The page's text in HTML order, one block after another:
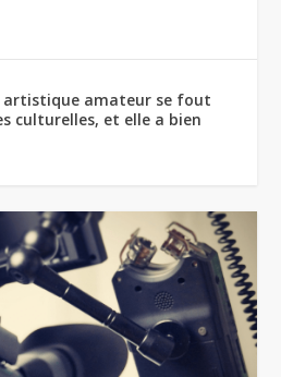
artistique amateur se fout
culturelles, et elle a bien